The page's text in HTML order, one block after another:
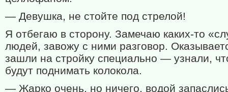
— Девушка, не стойте под стрелой!
Я отбегаю в сторону. Замечаю каких-то
людей, завожу с ними разговор.
зашли на стройку специально — узнали,
будут поднимать колокола.
— Жарко очень, но ничего, водой